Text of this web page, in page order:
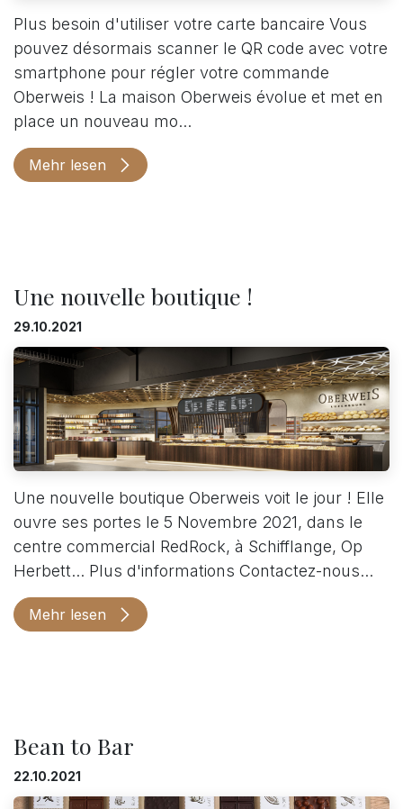
Plus besoin d'utiliser votre carte bancaire Vous
pouvez désormais scanner le QR code avec votre
smartphone pour régler votre commande
Oberweis ! La maison Oberweis évolue et met en
place un nouveau mo...
Mehr lesen
Une nouvelle boutique !
29.10.2021
Une nouvelle boutique Oberweis voit le jour ! Elle
ouvre ses portes le 5 Novembre 2021, dans le
centre commercial RedRock, à Schifflange, Op
Herbett... Plus d'informations Contactez-nous...
Mehr lesen
Bean to Bar
22.10.2021